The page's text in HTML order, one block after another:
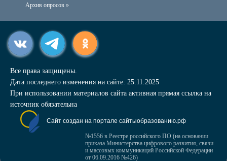
Архив опросов »
Все права защищены.
Дата последнего изменения на сайте: 25.11.2025
При использовании материалов сайта активная прямая ссылка на
источник обязательна
Сайт создан на портале сайтыобразованию.рф
№1556 в Реестре российского ПО (на основании
приказа Министерства цифрового развития, связи
и массовых коммуникаций Российской Федерации
от 06.09.2016 №426)